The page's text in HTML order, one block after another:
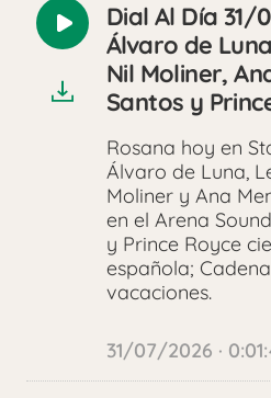
Reproducir
audio
Dial Al Día 31/
Álvaro de
Nil Moliner,
Santos y
Rosana hoy en
Álvaro de Luna,
Moliner y Ana
en el Arena
y Prince Royce
española;
vacaciones.
31/07/2026 ·